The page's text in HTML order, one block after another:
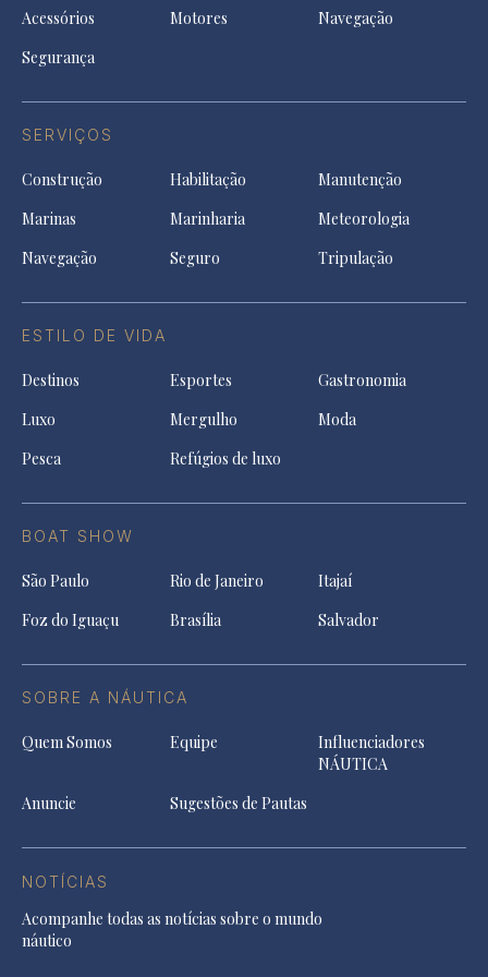
Acessórios Motores
Navegação
Segurança
SERVIÇOS
Construção Habilitação
Manutenção
Marinas
Marinharia
Meteorologia
Navegação
Seguro Tripulação
ESTILO DE VIDA
Destinos Esportes
Gastronomia
Luxo
Mergulho
Moda
Pesca
Refúgios de luxo
BOAT SHOW
São Paulo Rio de Janeiro
Itajaí
Foz do Iguaçu
Brasília Salvador
SOBRE A NÁUTICA
Quem Somos Equipe
Influenciadores
NÁUTICA
Anuncie
Sugestões de Pautas
NOTÍCIAS
Acompanhe todas as notícias sobre o mundo
náutico